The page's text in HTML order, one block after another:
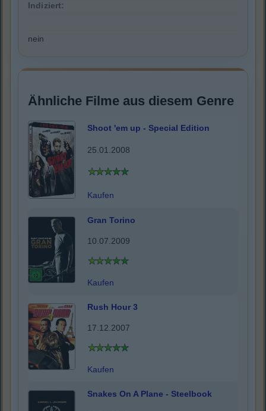
Indiziert:
nein
Ähnliche Filme aus diesem Genre
Shoot 'em up - Special Edition
25.01.2008
Kaufen
Gran Torino
10.07.2009
Kaufen
Rush Hour 3
17.12.2007
Kaufen
Snakes On A Plane - Steelbook